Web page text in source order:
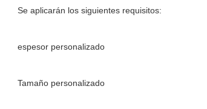
Se aplicarán los siguientes requisitos:
espesor personalizado
Tamaño personalizado